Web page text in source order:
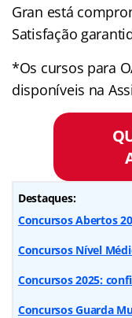
Gran está
Satisfação
*Os cursos para
disponíveis na
Destaques:
Concursos Abertos
Concursos Nível
Concursos 2025:
Concursos Guarda